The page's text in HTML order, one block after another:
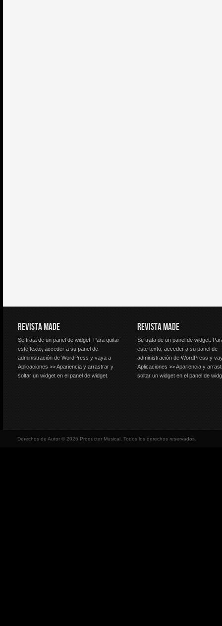
REVISTA MADE
Se trata de un panel de widget. Para quitar
este texto, acceder a su panel de
administración de WordPress y vaya a
Aplicaciones >> Apariencia y arrastrar y
soltar un widget en el panel de widget.
REVISTA MADE
Se trata de un panel de widget.
este texto, acceder a su panel de
administración de WordPress y
Aplicaciones >> Apariencia y
soltar un widget en el panel de
Derechos de Autor © 2026 Productor Musical, Todos los derechos reservados.